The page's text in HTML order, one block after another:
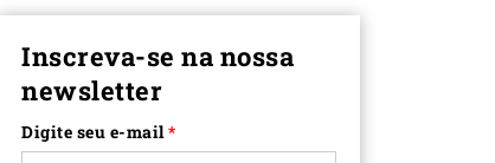
Inscreva-se na nossa
newsletter
Digite seu e-mail*